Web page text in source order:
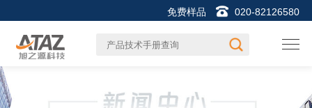
免费样品 020-82126580